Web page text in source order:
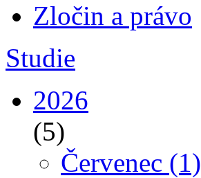
Zločin a právo
Studie
2026
(5)
Červenec (1)